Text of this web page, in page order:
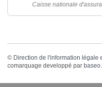
Caisse nationale
© Direction de l'information légale
comarquage developpé par